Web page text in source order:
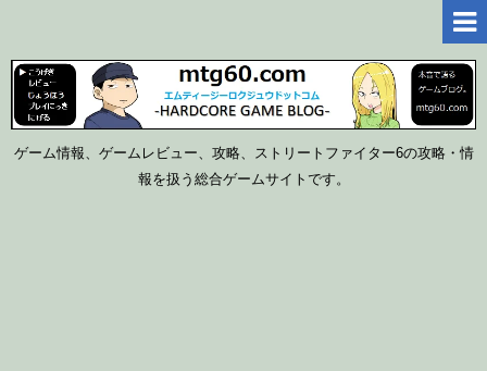
ゲーム情報、ゲームレビュー、攻略、ストリートファイター6の攻略・情
報を扱う総合ゲームサイトです。